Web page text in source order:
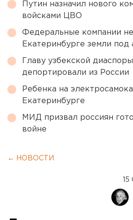
Путин назначил нового
войсками ЦВО
Федеральные компании не
Екатеринбурге земли под
Главу узбекской
депортировали из России
Ребенка на
Екатеринбурге
МИД призвал россиян
войне
← НОВОСТИ